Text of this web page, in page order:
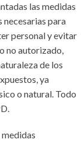
las medidas
para
personal y evitar
no autorizado,
de los
ya
o natural. Todo